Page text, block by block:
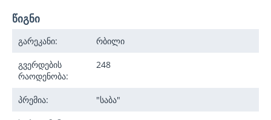
წიგნი
გარეკანი: რბილი
გვერდების
რაოდენობა:
248
პრემია: "საბა"